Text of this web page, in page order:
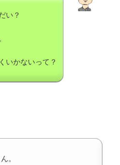
い？
いかないって？
。